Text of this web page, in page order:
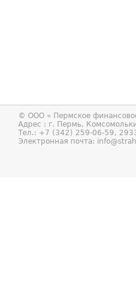
© ООО « Пермское
Адрес : г. Пермь,
Тел.: +7 (342) 259-06-59,
Электронная почта: